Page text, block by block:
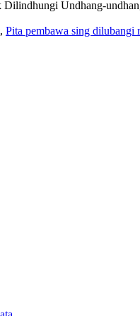
Undhang-
, Pita pembawa sing dilubangi